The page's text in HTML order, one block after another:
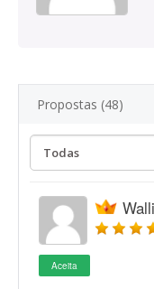
Propostas (48)
Aceita